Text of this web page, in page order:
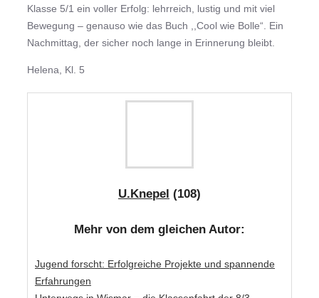
Klasse 5/1 ein voller Erfolg: lehrreich, lustig und mit viel
Bewegung – genauso wie das Buch ,,Cool wie Bolle“. Ein
Nachmittag, der sicher noch lange in Erinnerung bleibt.
Helena, Kl. 5
U.Knepel (108)
Mehr von dem gleichen Autor:
Jugend forscht: Erfolgreiche Projekte und spannende
Erfahrungen